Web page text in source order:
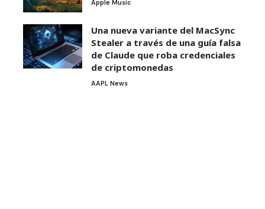
Apple Music
Una nueva variante del MacSync
Stealer a través de una guía falsa
de Claude que roba credenciales
de criptomonedas
AAPL News